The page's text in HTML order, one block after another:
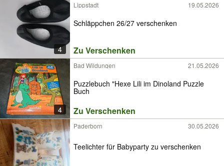
4
Lippstadt 19.05.2026
Schläppchen 26/27 verschenken
Zu Verschenken
4
Bad Wildungen 21.05.2026
Puzzlebuch "Hexe Lili im Dinoland Puzzle
Buch
Zu Verschenken
Paderborn 30.05.2026
Teelichter für Babyparty zu verschenken